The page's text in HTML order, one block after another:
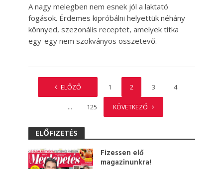
A nagy melegben nem esnek jól a laktató
fogások. Érdemes kipróbálni helyettük néhány
könnyed, szezonális receptet, amelyek titka
egy-egy nem szokványos összetevő.
ELŐZŐ 1 2 3 4
… 125 KÖVETKEZŐ
ELŐFIZETÉS
Fizessen elő
magazinunkra!